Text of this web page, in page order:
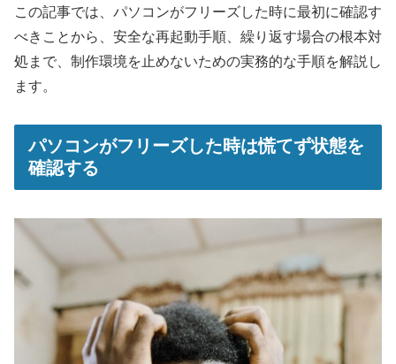
この記事では、パソコンがフリーズした時に最初に確認す
べきことから、安全な再起動手順、繰り返す場合の根本対
処まで、制作環境を止めないための実務的な手順を解説し
ます。
パソコンがフリーズした時は慌てず状態を
確認する